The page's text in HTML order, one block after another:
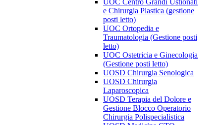
UOC Centro Grandi Ustionati
e Chirurgia Plastica (gestione
posti letto)
UOC Ortopedia e
Traumatologia (Gestione posti
letto)
UOC Ostetricia e Ginecologia
(Gestione posti letto)
UOSD Chirurgia Senologica
UOSD Chirurgia
Laparoscopica
UOSD Terapia del Dolore e
Gestione Blocco Operatorio
Chirurgia Polispecialistica